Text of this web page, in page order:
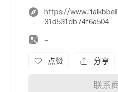
https://
31d531db74f6a504
-
点赞 分享
联系